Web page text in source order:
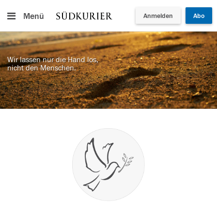
Menü Anmelden Abo
Wir lassen nur die Hand los,
nicht den Menschen.